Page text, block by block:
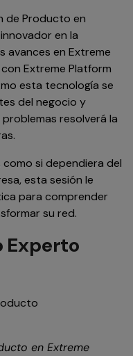
de Producto en
en la
avances en Extreme
Extreme Platform
esta tecnología se
del negocio y
resolverá la
si dependiera del
esta sesión le
para comprender
su red.
Experto
en Extreme